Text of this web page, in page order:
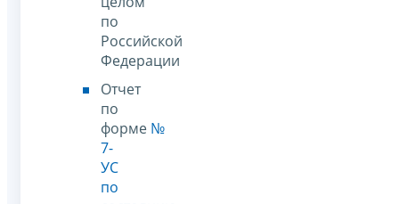
по
Российской
Федерации
Отчет
по
форме №
7-
УС
по